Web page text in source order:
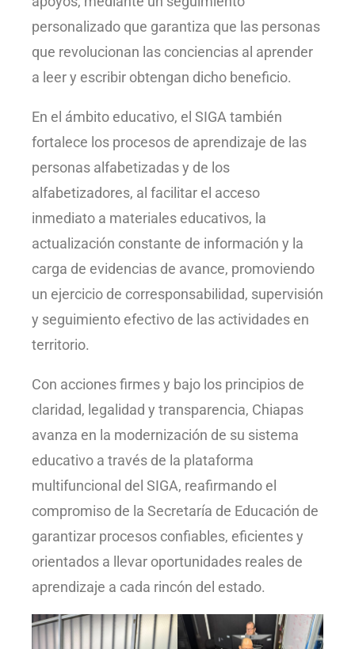
personalizado que garantiza que las personas
que revolucionan las conciencias al aprender
a leer y escribir obtengan dicho beneficio.
En el ámbito educativo, el SIGA también
fortalece los procesos de aprendizaje de las
personas alfabetizadas y de los
alfabetizadores, al facilitar el acceso
inmediato a materiales educativos, la
actualización constante de información y la
carga de evidencias de avance, promoviendo
un ejercicio de corresponsabilidad, supervisión
y seguimiento efectivo de las actividades en
territorio.
Con acciones firmes y bajo los principios de
claridad, legalidad y transparencia, Chiapas
avanza en la modernización de su sistema
educativo a través de la plataforma
multifuncional del SIGA, reafirmando el
compromiso de la Secretaría de Educación de
garantizar procesos confiables, eficientes y
orientados a llevar oportunidades reales de
aprendizaje a cada rincón del estado.